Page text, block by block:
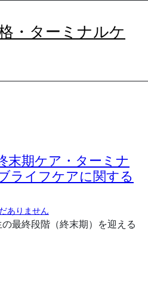
・ターミナルケ
末期ケア・ターミナ
ライフケアに関する
ありません